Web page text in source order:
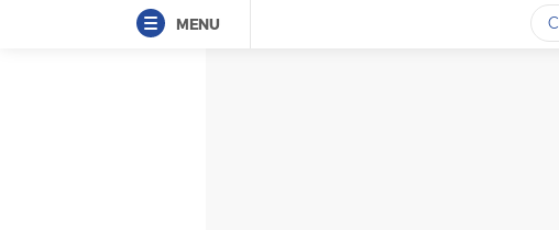
MENU